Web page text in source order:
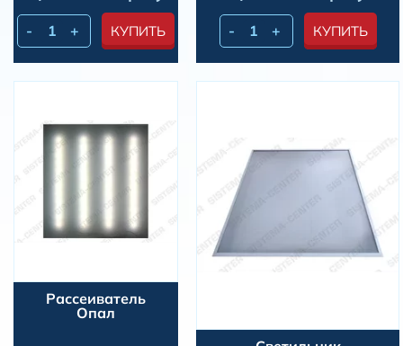
- + КУПИТЬ - + КУПИТЬ
Рассеиватель
Опал